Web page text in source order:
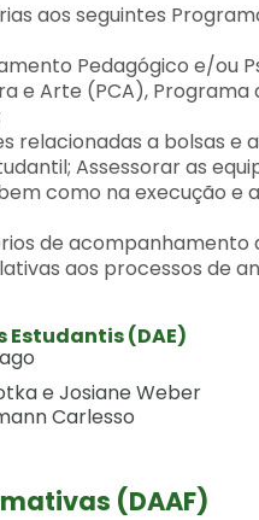
aos seguintes
Pedagógico e/ou
e Arte (PCA),
relacionadas a bolsas e
Assessorar as
como na execução e
de
aos processos de
(DAE)
e Josiane Weber
Carlesso
(DAAF)